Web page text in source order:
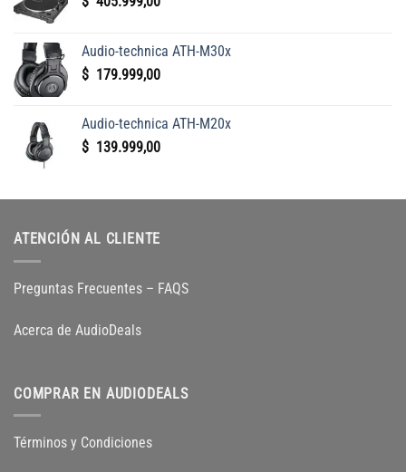
Audio-technica ATH-M30x
$ 179.999,00
Audio-technica ATH-M20x
$ 139.999,00
ATENCIÓN AL CLIENTE
Preguntas Frecuentes – FAQS
Acerca de AudioDeals
COMPRAR EN AUDIODEALS
Términos y Condiciones